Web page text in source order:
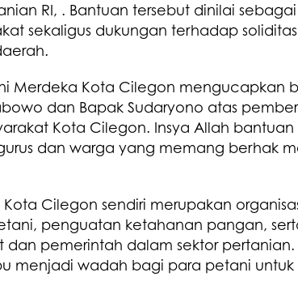
RI, . Bantuan tersebut dinilai
sekaligus dukungan terhadap
Merdeka Kota Cilegon mengucapkan
dan Bapak Sudaryono atas
Kota Cilegon. Insya Allah bantuan
dan warga yang memang berhak
Kota Cilegon sendiri merupakan
penguatan ketahanan pangan,
dan pemerintah dalam sektor pertanian.
menjadi wadah bagi para petani